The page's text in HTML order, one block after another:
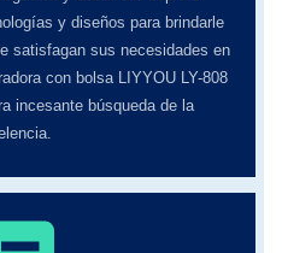
y diseños para brindarle
satisfagan sus necesidades en
con bolsa LIYYOU LY-808
incesante búsqueda de la